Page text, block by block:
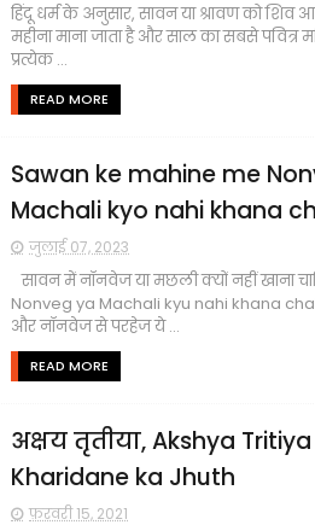
हिंदू धर्म के अनुसार, सावन या श्रावण को शिव
महीना माना जाता है और साल का सबसे पवित्र
प्रत्येक ...
READ MORE
Sawan ke mahine me
Machali kyo nahi khana
जुलाई 07, 2023
सावन में नॉनवेज या मछली क्यों नहीं खाना
Nonveg ya Machali kyu nahi khana
और नॉनवेज से परहेज ये ...
READ MORE
अक्षय तृतीया, Akshya
Kharidane ka Jhuth
फ़रवरी 15, 2021